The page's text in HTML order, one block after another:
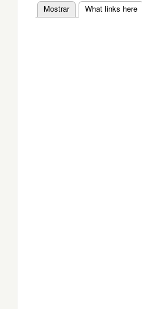
Separadores
Mostrar What links here